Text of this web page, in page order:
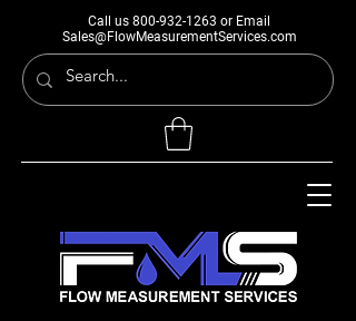
Call us 800-932-1263 or Email
Sales@FlowMeasurementServices.com